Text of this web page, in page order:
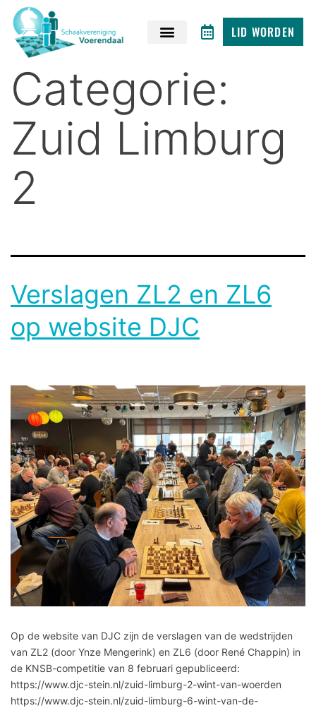
LID WORDEN
Categorie:
Zuid Limburg
2
Verslagen ZL2 en ZL6
op website DJC
Op de website van DJC zijn de verslagen van de wedstrijden
van ZL2 (door Ynze Mengerink) en ZL6 (door René Chappin) in
de KNSB-competitie van 8 februari gepubliceerd:
https://www.djc-stein.nl/zuid-limburg-2-wint-van-woerden
https://www.djc-stein.nl/zuid-limburg-6-wint-van-de-